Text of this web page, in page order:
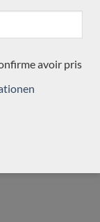
avoir pris